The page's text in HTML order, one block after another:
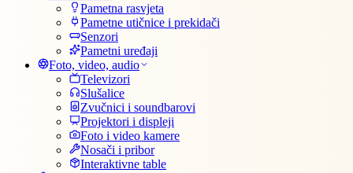
Pametna rasvjeta
Pametne utičnice i prekidači
Senzori
Pametni uređaji
Foto, video, audio
Televizori
Slušalice
Zvučnici i soundbarovi
Projektori i displeji
Foto i video kamere
Nosači i pribor
Interaktivne table